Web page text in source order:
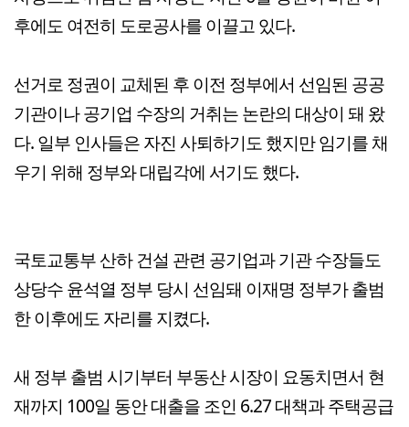
후에도 여전히 도로공사를 이끌고 있다.
선거로 정권이 교체된 후 이전 정부에서 선임된 공공
기관이나 공기업 수장의 거취는 논란의 대상이 돼 왔
다. 일부 인사들은 자진 사퇴하기도 했지만 임기를 채
우기 위해 정부와 대립각에 서기도 했다.
국토교통부 산하 건설 관련 공기업과 기관 수장들도
상당수 윤석열 정부 당시 선임돼 이재명 정부가 출범
한 이후에도 자리를 지켰다.
새 정부 출범 시기부터 부동산 시장이 요동치면서 현
재까지 100일 동안 대출을 조인 6.27 대책과 주택공급